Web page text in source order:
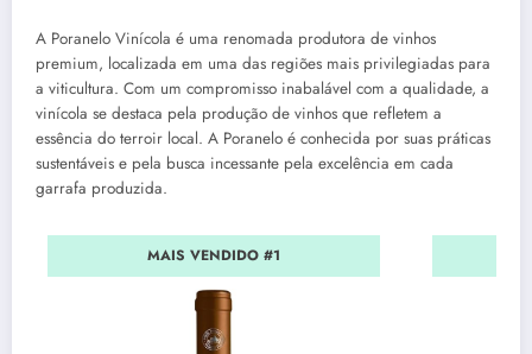
A Poranelo Vinícola é uma renomada produtora de vinhos
premium, localizada em uma das regiões mais privilegiadas para
a viticultura. Com um compromisso inabalável com a qualidade, a
vinícola se destaca pela produção de vinhos que refletem a
essência do terroir local. A Poranelo é conhecida por suas práticas
sustentáveis e pela busca incessante pela excelência em cada
garrafa produzida.
MAIS VENDIDO #1